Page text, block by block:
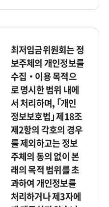
최저임금위원회는 정
보주체의 개인정보를
수집‧이용 목적으
로 명시한 범위 내에
서 처리하며, ｢개인
정보보호법｣ 제18조
제2항의 각호의 경우
를 제외하고는 정보
주체의 동의 없이 본
래의 목적 범위를 초
과하여 개인정보를
처리하거나 제3자에